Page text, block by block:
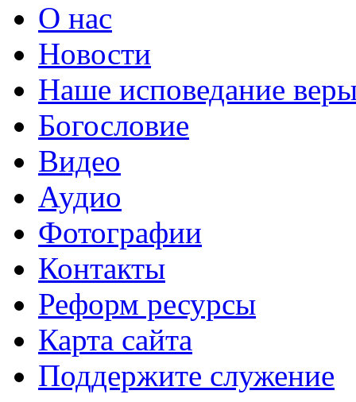
О нас
Новости
Наше исповедание
Богословие
Видео
Аудио
Фотографии
Контакты
Реформ ресурсы
Карта сайта
Поддержите служение